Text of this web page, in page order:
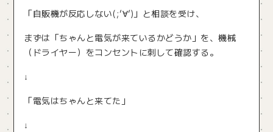
「自販機が反応しない(;’∀’)」と相談を受け、
まずは「ちゃんと電気が来ているかどうか」を、機械
（ドライヤー）をコンセントに刺して確認する。
↓
「電気はちゃんと来てた」
↓